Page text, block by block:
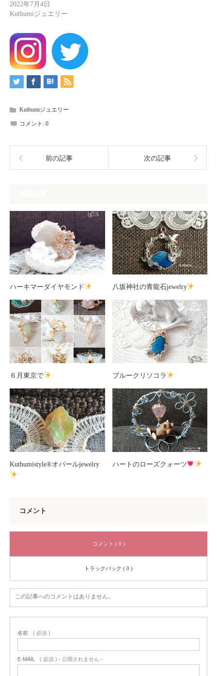
2022年7月4日
Kuthumiジュエリー
Kuthumiジュエリー
コメント: 0
前の記事 次の記事
ハーキマーダイヤモンド 八坂神社の青龍石jewelry
６月東京で ブルークリソコラ
Kuthumistyle®️オパールjewelry ハートのローズクォーツ
コメント
コメント ( 0 )
トラックバック ( 0 )
この記事へのコメントはありません。
名前 ( 必須 )
E-MAIL ( 必須 ) - 公開されません -